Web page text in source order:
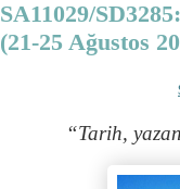
SA11029/
(21-25 Ağustos
“Tarih,